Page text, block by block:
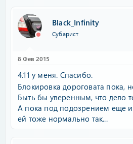
Black_Infinity
Субарист
8 Фев 2015
4.11 у меня. Спасибо.
Блокировка дороговата пока,
Быть бы уверенным, что дело
А пока под подозрением еще и
ей тоже нормально так...